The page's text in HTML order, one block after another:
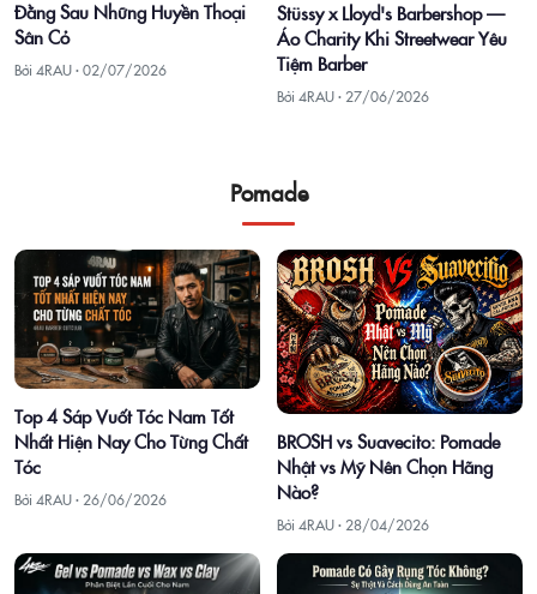
Đằng Sau Những Huyền Thoại
Sân Cỏ
Bởi 4RAU ·02/07/2026
Stüssy x Lloyd's Barbershop —
Áo Charity Khi Streetwear Yêu
Tiệm Barber
Bởi 4RAU · 27/06/2026
Pomade
Top 4 Sáp Vuốt Tóc Nam Tốt
Nhất Hiện Nay Cho Từng Chất
Tóc
Bởi 4RAU · 26/06/2026
BROSH vs Suavecito: Pomade
Nhật vs Mỹ Nên Chọn Hãng
Nào?
Bởi 4RAU · 28/04/2026